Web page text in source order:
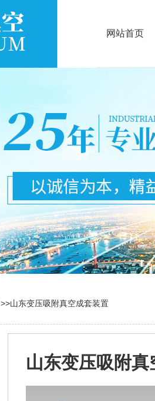
网站首页
>>山东变压吸附真空成套装置
山东变压吸附